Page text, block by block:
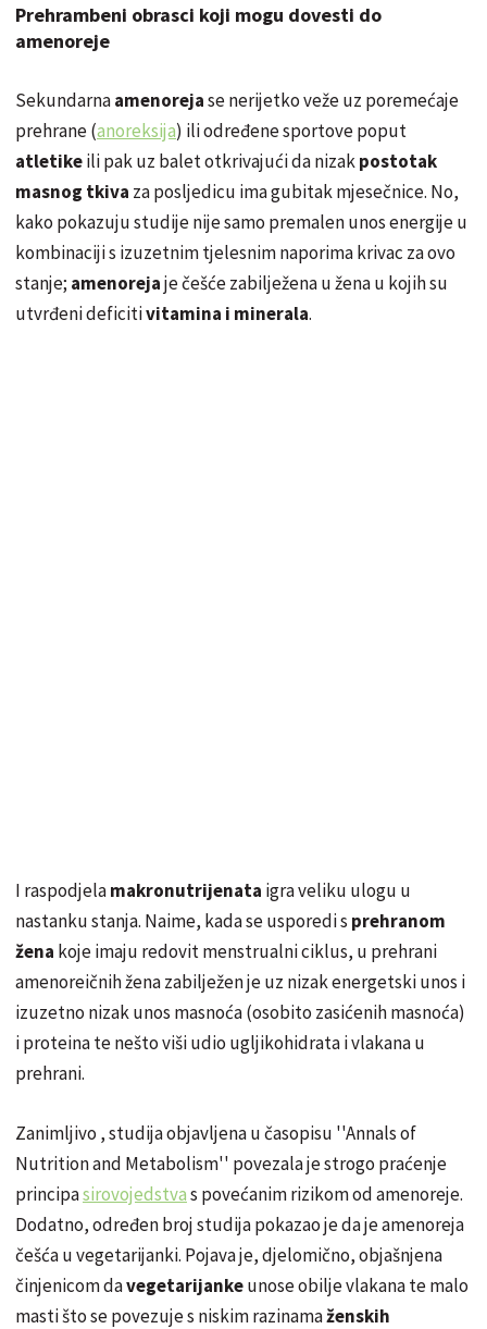
Prehrambeni obrasci koji mogu dovesti do
amenoreje
Sekundarnaamenorejase nerijetko veže uz poremećaje
prehrane (anoreksija) ili određene sportove poput
atletikeili pak uz balet otkrivajući da nizakpostotak
masnog tkiva za posljedicu ima gubitak mjesečnice. No,
kako pokazuju studije nije samo premalen unos energije u
kombinaciji s izuzetnim tjelesnim naporima krivac za ovo
stanje; amenorejaje češće zabilježena u žena u kojih su
utvrđeni deficitivitamina i minerala.
I raspodjelamakronutrijenata igra veliku ulogu u
nastanku stanja. Naime, kada se usporedi s prehranom
žena koje imaju redovit menstrualni ciklus, u prehrani
amenoreičnihžena zabilježen je uz nizak energetski unos i
izuzetno nizak unos masnoća (osobito zasićenih masnoća)
i proteina te nešto viši udio ugljikohidrata i vlakana u
prehrani.
Zanimljivo , studija objavljena u časopisu ''Annals of
Nutrition and Metabolism'' povezala je strogo praćenje
principasirovojedstvas povećanim rizikom od amenoreje.
Dodatno, određen broj studija pokazao je da je amenoreja
češća u vegetarijanki. Pojava je, djelomično, objašnjena
činjenicom davegetarijankeunose obilje vlakana te malo
masti što se povezuje s niskim razinamaženskih